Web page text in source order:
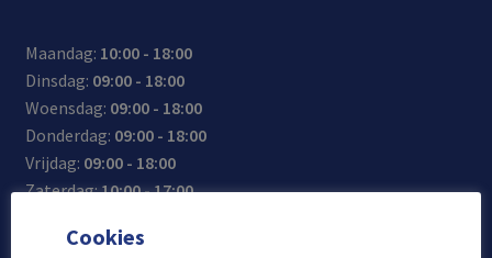
Maandag: 10:00 - 18:00
Dinsdag: 09:00 - 18:00
Woensdag: 09:00 - 18:00
Donderdag: 09:00 - 18:00
Vrijdag: 09:00 - 18:00
Zaterdag:10:00 - 17:00
Cookies